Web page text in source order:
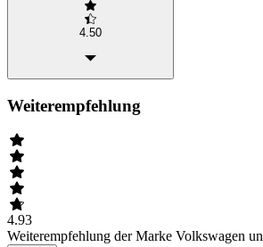
4.50
Weiterempfehlung
4.93
Weiterempfehlung der Marke Volkswagen